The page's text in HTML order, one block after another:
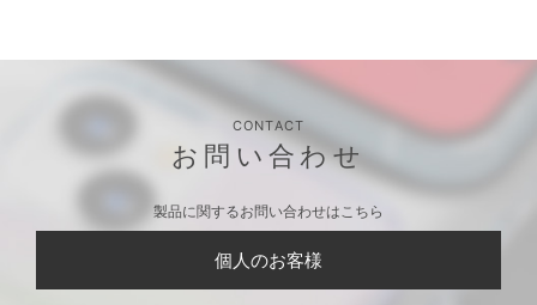
CONTACT
お問い合わせ
製品に関するお問い合わせはこちら
個人のお客様